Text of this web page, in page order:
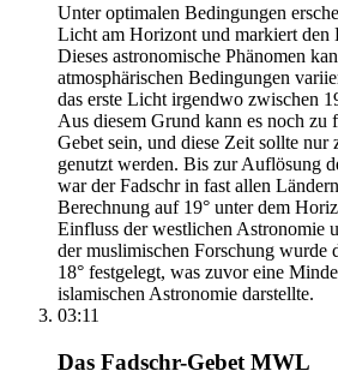
Unter optimalen Bedingungen
Licht am Horizont und markiert den
Dieses astronomische Phänomen
atmosphärischen Bedingungen
das erste Licht irgendwo zwischen
Aus diesem Grund kann es noch zu
Gebet sein, und diese Zeit sollte nur
genutzt werden. Bis zur Auflösung
war der Fadschr in fast allen
Berechnung auf 19° unter dem
Einfluss der westlichen Astronomie
der muslimischen Forschung wurde
18° festgelegt, was zuvor eine
islamischen Astronomie darstellte.
03:11
Das Fadschr-Gebet MWL